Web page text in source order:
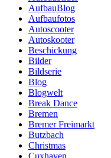
AufbauBlog
Aufbaufotos
Autoscooter
Autoskooter
Beschickung
Bilder
Bildserie
Blog
Blogwelt
Break Dance
Bremen
Bremer Freimarkt
Butzbach
Christmas
Cuxhaven